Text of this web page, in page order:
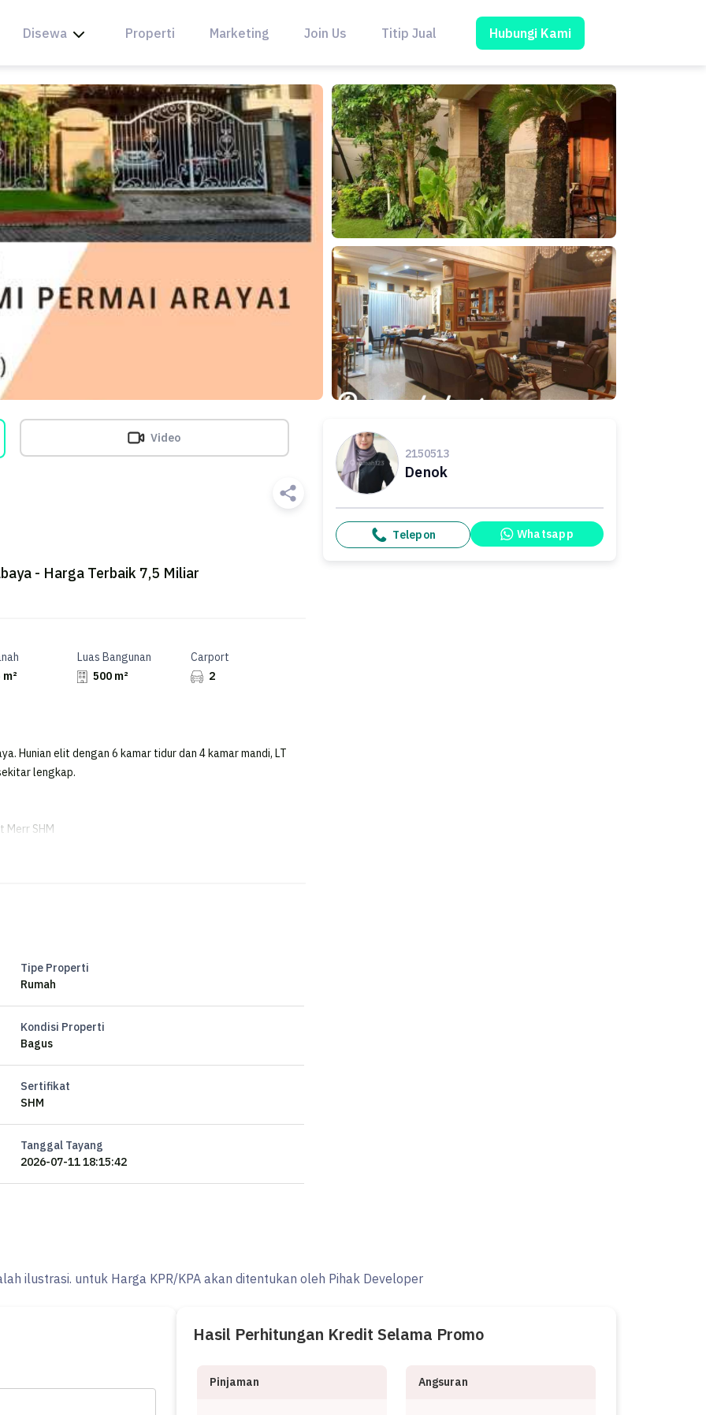
Disewa Properti Marketing Join Us Titip Jual BlogHubungi Kami
Video
- Harga Terbaik 7,5 Miliar
Luas Bangunan
500 m²
Carport
2
Hunian elit dengan 6 kamar tidur dan 4 kamar mandi, LT
lengkap.
Merr SHM
Raya MERR dan Tol Bandara Juanda‼️
Tipe Properti
Rumah
Kondisi Properti
Bagus
Sertifikat
SHM
Tanggal Tayang
2026-07-11 18:15:42
2150513
Denok
Telepon Whatsapp
ilustrasi. untuk Harga KPR/KPA akan ditentukan oleh Pihak Developer
Hasil Perhitungan Kredit Selama Promo
Pinjaman Angsuran